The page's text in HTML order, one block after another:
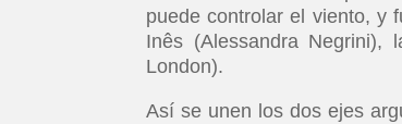
puede controlar el viento, y
Inês (Alessandra
London).
Así se unen los dos ejes